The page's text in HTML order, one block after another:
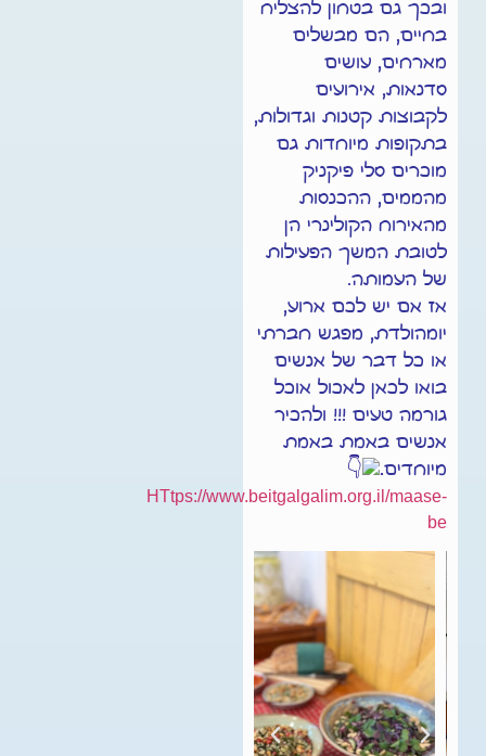
ובכך גם בטחון להצליח
בחיים, הם מבשלים
מארחים, עושים
סדנאות, אירועים
לקבוצות קטנות וגדולות,
בתקופות מיוחדות גם
מוכרים סלי פיקניק
מהממים, ההכנסות
מהאירוח הקולינרי הן
לטובת המשך הפעילות
של העמותה.
אז אם יש לכם ארוע,
יומהולדת, מפגש חברתי
או כל דבר של אנשים
בואו לכאן לאכול אוכל
גורמה טעים !!! ולהכיר
אנשים באמת באמת
מיוחדים.
HTtps://www.beitgalgalim.org.il/maase-
be